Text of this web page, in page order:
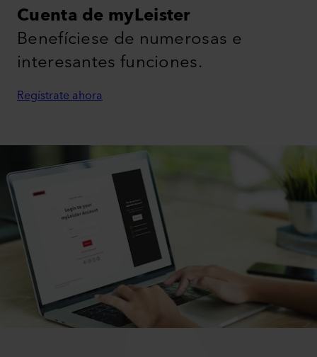
Cuenta de myLeister
Benefíciese de numerosas e
interesantes funciones.
Regístrate ahora